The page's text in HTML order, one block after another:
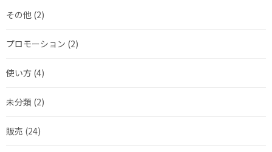
その他 (2)
プロモーション (2)
使い方 (4)
未分類 (2)
販売 (24)